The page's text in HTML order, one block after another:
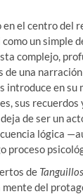
el centro del
un simple
complejo,
una
introduce en su
sus recuerdos
de ser un
lógica
proceso
de
del